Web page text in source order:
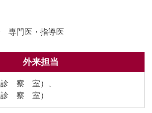
専門医・指導医
外来担当
診 察 室）、
診 察 室）